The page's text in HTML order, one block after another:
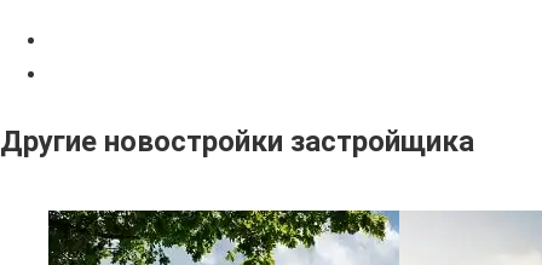
Другие новостройки застройщика